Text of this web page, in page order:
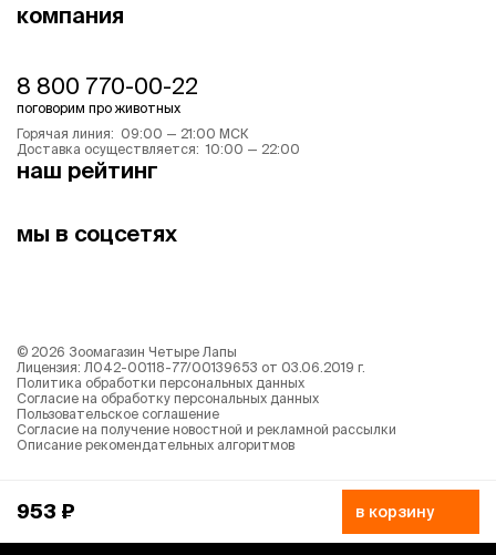
953 ₽ в корзину
компания
8 800 770-00-22
поговорим про животных
Горячая линия: 09:00 — 21:00 МСК
Доставка осуществляется: 10:00 — 22:00
наш рейтинг
мы в соцсетях
© 2026 Зоомагазин Четыре Лапы
Лицензия: Л042-00118-77/00139653 от 03.06.2019 г.
Политика обработки персональных данных
Согласие на обработку персональных данных
Пользовательское соглашение
Согласие на получение новостной и рекламной рассылки
Описание рекомендательных алгоритмов